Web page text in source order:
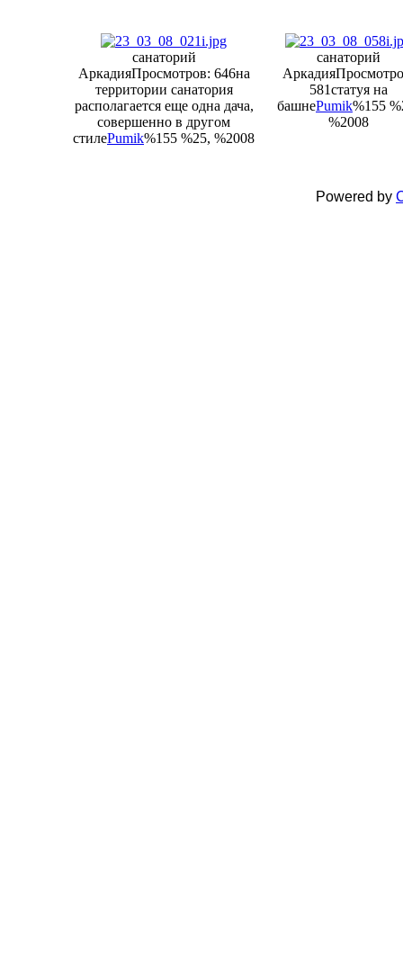
санаторий
АркадияПросмотров: 646на
территории санатория
располагается еще одна дача,
совершенно в другом
стилеPumik%155 %25, %2008
санаторий
Аркадия
581статуя на
башнеPumik%155
%2008
Powered by